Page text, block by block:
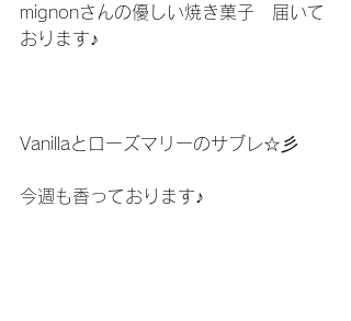
mignonさんの優しい焼き菓子　届いて
おります♪
Vanillaとローズマリーのサブレ☆彡
今週も香っております♪